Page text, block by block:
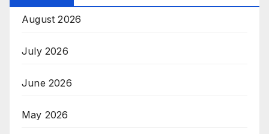
August 2026
July 2026
June 2026
May 2026